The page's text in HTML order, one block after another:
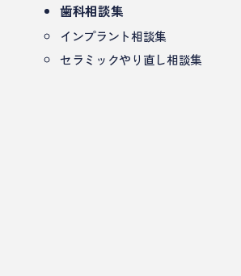
歯科相談集
インプラント相談集
セラミックやり直し相談集